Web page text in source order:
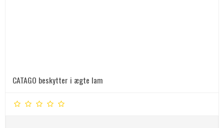
CATAGO beskytter i ægte lam